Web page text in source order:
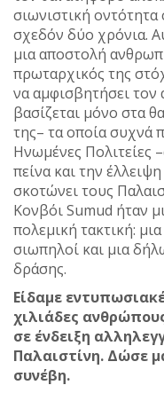
σιωνιστική
σχεδόν δύο χρόνια.
μια αποστολή
πρωταρχικός της
να αμφισβητήσει
βασίζεται μόνο στα
της– τα οποία συχνά
Ηνωμένες Πολιτείες
πείνα και την
σκοτώνει τους
Κονβόι Sumud ήταν
πολεμική τακτική:
σιωπηλοί και μια
δράσης.
Είδαμε
χιλιάδες
σε ένδειξη
Παλαιστίνη. Δώσε
συνέβη.